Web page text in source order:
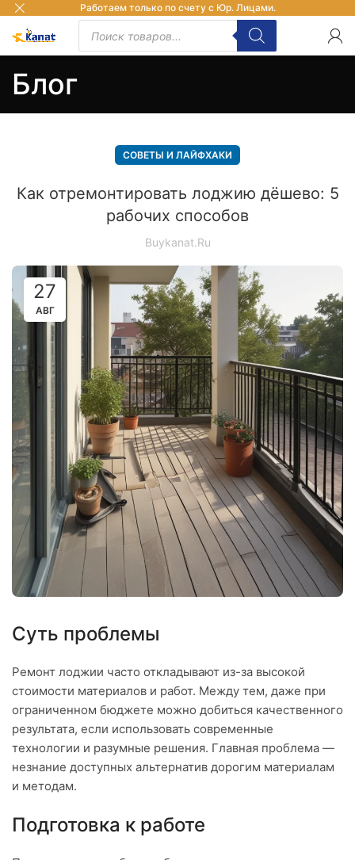
Блог
СОВЕТЫ И ЛАЙФХАКИ
Как отремонтировать лоджию дёшево: 5
рабочих способов
Buykanat.ru
27
АВГ
Суть проблемы
Ремонт лоджии часто откладывают из-за высокой
стоимости материалов и работ. Между тем, даже при
ограниченном бюджете можно добиться качественного
результата, если использовать современные
технологии и разумные решения. Главная проблема —
незнание доступных альтернатив дорогим материалам
и методам.
Подготовка к работе
Работаем только по счету с Юр. Лицами.